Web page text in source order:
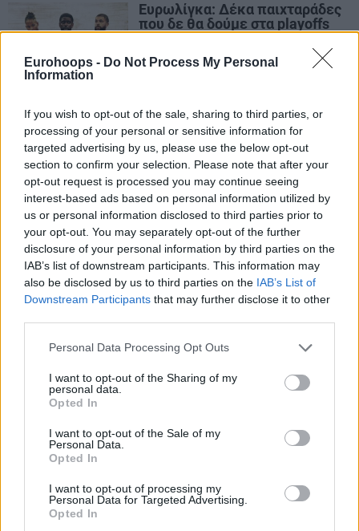
Eurohoops - Do Not Process My Personal
Information
If you wish to opt-out of the sale, sharing to third parties, or
processing of your personal or sensitive information for
targeted advertising by us, please use the below opt-out
section to confirm your selection. Please note that after your
opt-out request is processed you may continue seeing
interest-based ads based on personal information utilized by
us or personal information disclosed to third parties prior to
your opt-out. You may separately opt-out of the further
disclosure of your personal information by third parties on the
IAB’s list of downstream participants. This information may
also be disclosed by us to third parties on the IAB’s List of
Downstream Participants that may further disclose it to other
Please note that this website/app uses one or more Google
not limited to your visit or usage behaviour. You may click to
grant or deny consent to Google and its third-party tags to
use your data for below specified purposes in below Google
consent section.
Personal Data Processing Opt Outs
I want to opt-out of the Sharing of my
personal data.
Opted In
I want to opt-out of the Sale of my
Personal Data.
Opted In
I want to opt-out of processing my
Personal Data for Targeted Advertising.
Opted In
Ευρωλίγκα: Δέκα παιχταράδες
που δε θα δούμε στα playoffs
ξεχώρισαν στην κανονική περίοδο
και μόνο στην κανονική περίοδο,
όπου η...
Εφές: Πέντε παιχνίδια της που
άλλαξαν το πώς βλέπουμε το
μπάσκετ στην Ευρώπη (videos)
15/APR/23 12:02
Οι back to back Πρωταθλητές μπορεί να αποκλείστηκαν και
τυπικά από τα playoffs, όμως η κληρονομιά που άφησαν
στην...
του το ΣΕΦ, οι μακροβιότεροι
ξένοι στην ιστορία του
Ολυμπιακού!
12/APR/23 00:00
το καλοκαίρι του 2025 και βρίσκεται πολύ κοντά στο να...
Στο ρυθμό του Ολυμπιακού: Η
έκτη και τελευταία έκδοση των
Power Rankings στην